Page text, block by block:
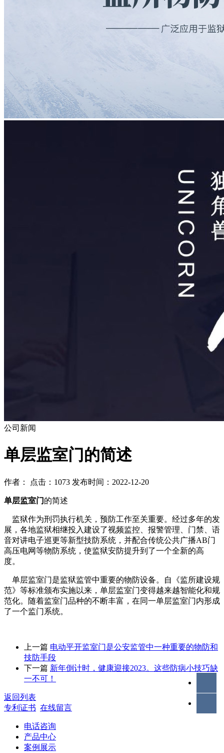
公司新闻
单层监室门的简述
作者： 点击：1073 发布时间：2022-12-20
单层监室门 的简述
监狱作为刑罚执行机关，预防工作至关重要。经过多年的发
展，各地监狱相继投入建设了视频监控、报警管理、门禁、语
音对讲电子巡更等新型技防系统，并配合传统公共广播AB门
高压电网等物防系统，使监狱安防提升到了一个全新的高
度。
单层监室门是监狱监管中重要的物防设备。自《监所建设规
范》等标准颁布实施以来，单层监室门变得越来越智能化和规
范化。随着监室门品种的不断丰富，在同一单层监室门内形成
了一个监门系统。
上一篇 电动平开监室门是公安监管中一种重要的物防和
技防手段
下一篇 新年倒计时，健康迎接2023。这些防病小技巧缺
一不可！
返回列表
专利证书 在线留言
电话咨询
产品中心
案例展示